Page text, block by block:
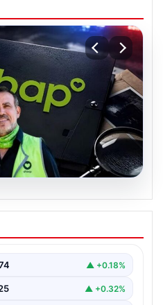
Kayyum
Resmen Başladı
Ahbap Derneği ile ilgili…
▲ +0.18%
▲ +0.32%